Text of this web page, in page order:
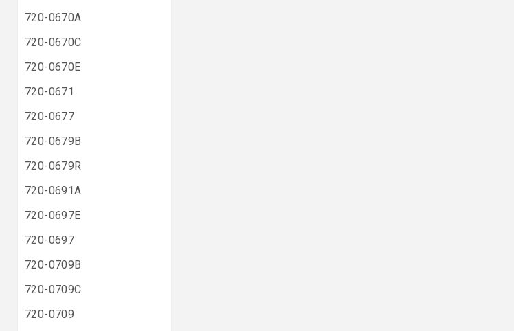
720-0670A
720-0670C
720-0670E
720-0671
720-0677
720-0679B
720-0679R
720-0691A
720-0697E
720-0697
720-0709B
720-0709C
720-0709